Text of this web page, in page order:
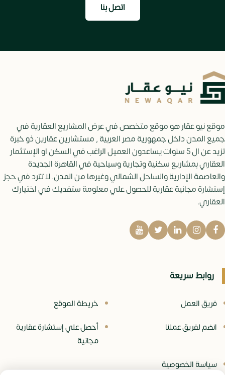
اتصل بنا
موقع نيو عقار هو موقع متخصص في عرض المشاريع العقارية في
جميع المدن داخل جمهورية مصر العربية , مستشارين عقارين ذو خبرة
تزيد عن ال 5 سنوات يساعدون العميل الراغب في السكن او الإستثمار
العقاري بمشاريع سكنية وتجارية وسياحية في القاهرة الجديدة
والعاصمة الإدارية والساحل الشمالي وغيرها من المدن. لا تترد في حجز
إستشارة مجانية عقارية للحصول علي معلومة ستفديك في اختيارك
العقاري.
روابط سريعة
فريق العمل
خريطة الموقع
انضم لفريق عملنا
أحصل علي إستشارة عقارية
مجانية
سياسة الخصوصية